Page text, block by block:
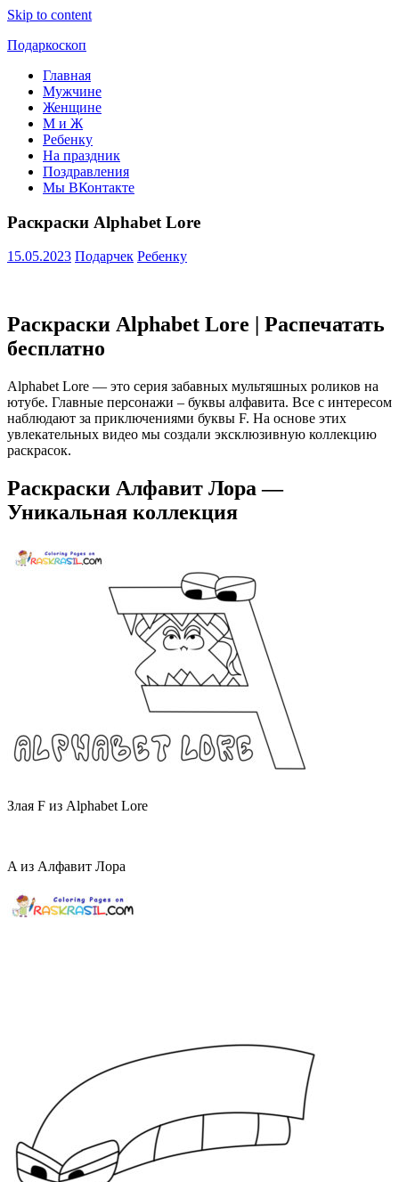
Skip to content
Подаркоскоп
Поможем
выбрать
подарить
Главная
Мужчине
Женщине
М и Ж
Ребенку
На праздник
Поздравления
Мы ВКонтакте
Раскраски Alphabet Lore
15.05.2023 Подарчек Ребенку
Раскраски Alphabet Lore | Распечатать
бесплатно
Alphabet Lore — это серия забавных мультяшных роликов на
ютубе. Главные персонажи – буквы алфавита. Все с интересом
наблюдают за приключениями буквы F. На основе этих
увлекательных видео мы создали эксклюзивную коллекцию
раскрасок.
Раскраски Алфавит Лора —
Уникальная коллекция
Злая F из Alphabet Lore
A из Алфавит Лора